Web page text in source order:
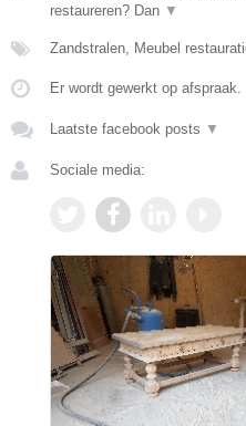
restaureren? Dan ▼
Zandstralen, Meubel
Er wordt gewerkt op afspraak.
Laatste facebook posts ▼
Sociale media: